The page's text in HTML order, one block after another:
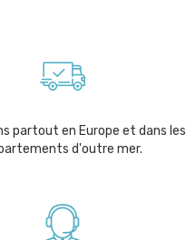
partout en Europe et dans les
d'outre mer.